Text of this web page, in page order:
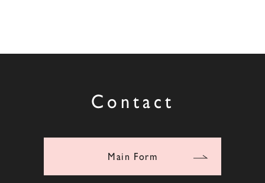
Contact
Main Form